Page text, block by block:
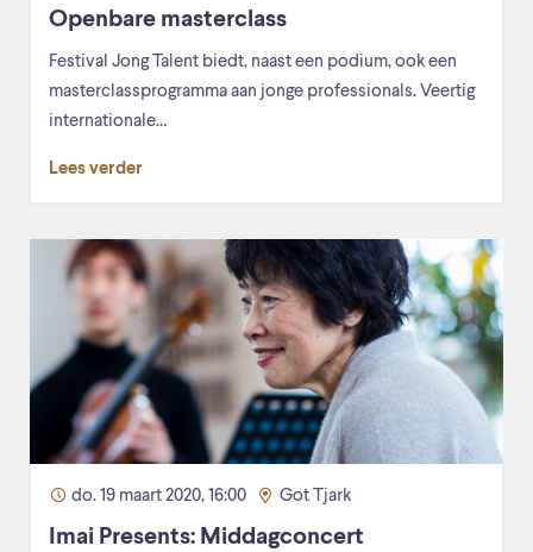
Openbare masterclass
Festival Jong Talent biedt, naast een podium, ook een
masterclassprogramma aan jonge professionals. Veertig
internationale…
Lees verder
do. 19 maart 2020, 16:00 Got Tjark
Imai Presents: Middagconcert